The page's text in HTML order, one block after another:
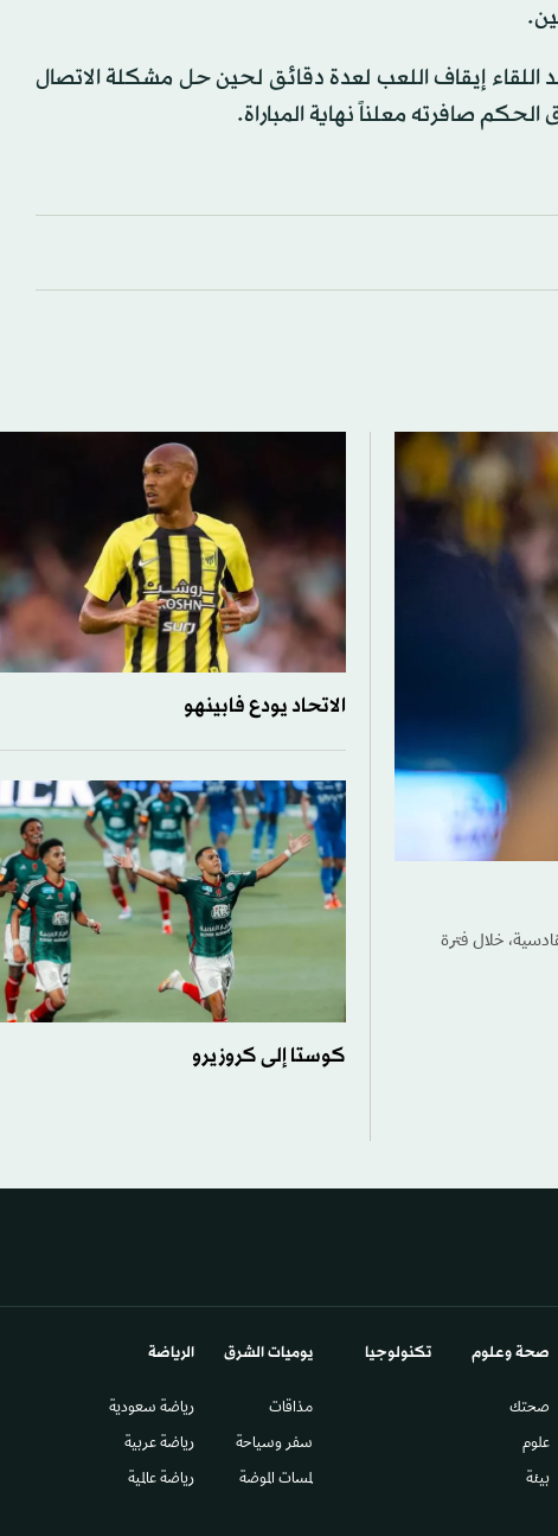
اللقاء إيقاف اللعب لعدة دقائق لحين حل مشكلة الاتصال
صافرته معلناً نهاية المباراة.
خلال فترة
الاتحاد يودع فابينهو
كوستا إلى كروزيرو
صحة وعلوم
صحتك
علوم
بيئة
تكنولوجيا يوميات الشرق​
مذاقات
سفر وسياحة
لمسات الموضة
الرياضة
رياضة سعودية
رياضة عربية
رياضة عالمية